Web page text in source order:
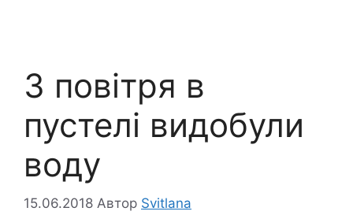
З повітря в
пустелі видобули
воду
15.06.2018 Автор Svitlana